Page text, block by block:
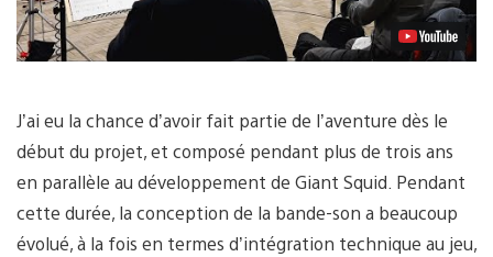
J’ai eu la chance d’avoir fait partie de l’aventure dès le
début du projet, et composé pendant plus de trois ans
en parallèle au développement de Giant Squid. Pendant
cette durée, la conception de la bande-son a beaucoup
évolué, à la fois en termes d’intégration technique au jeu,